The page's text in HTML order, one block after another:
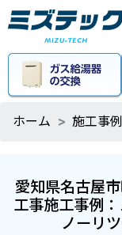
ホーム 施工事例
愛知県名古屋
工事施工事例
ノーリ